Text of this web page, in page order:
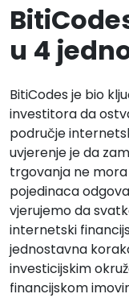
u 4
BitiCodes je bio
investitora da
područje
uvjerenje je da
trgovanja ne
pojedinaca
vjerujemo da
internetski
jednostavna
investicijskim
financijskom